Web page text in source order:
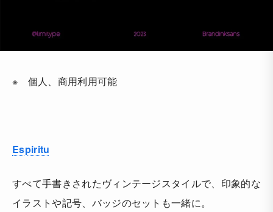
※ 個人、商用利用可能
Espiritu
すべて手書きされたヴィンテージスタイルで、印象的な
イラストや記号、バッジのセットも一緒に。